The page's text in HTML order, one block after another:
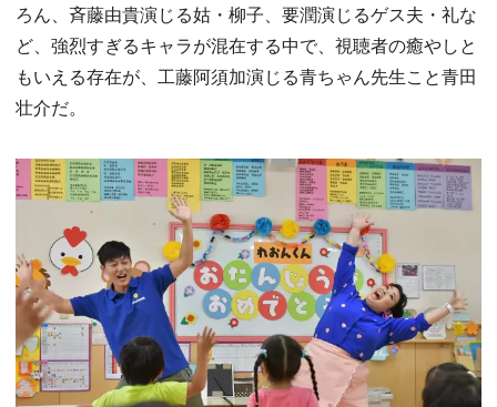
ろん、斉藤由貴演じる姑・柳子、要潤演じるゲス夫・礼な
ど、強烈すぎるキャラが混在する中で、視聴者の癒やしと
もいえる存在が、工藤阿須加演じる青ちゃん先生こと青田
壮介だ。